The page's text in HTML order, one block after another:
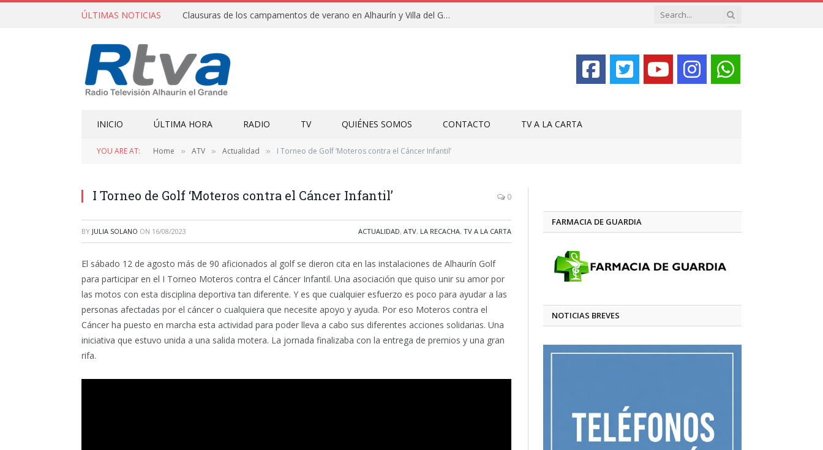
ÚLTIMAS NOTICIAS Clausuras de los campamentos de verano en Alhaurín y Villa del Guadalhorce 2026
INICIO ÚLTIMA HORA RADIO TV QUIÉNES SOMOS CONTACTO TV A LA CARTA
YOU ARE AT: Home » ATV » Actualidad » I Torneo de Golf ‘Moteros contra el Cáncer Infantil’
I Torneo de Golf ‘Moteros contra el Cáncer Infantil’ 0
BY JULIA SOLANO ON 16/08/2023 ACTUALIDAD, ATV, LA RECACHA, TV A LA CARTA
El sábado 12 de agosto más de 90 aficionados al golf se dieron cita en las instalaciones de Alhaurín Golf
para participar en el I Torneo Moteros contra el Cáncer Infantil. Una asociación que quiso unir su amor por
las motos con esta disciplina deportiva tan diferente. Y es que cualquier esfuerzo es poco para ayudar a las
personas afectadas por el cáncer o cualquiera que necesite apoyo y ayuda. Por eso Moteros contra el
Cáncer ha puesto en marcha esta actividad para poder lleva a cabo sus diferentes acciones solidarias. Una
iniciativa que estuvo unida a una salida motera. La jornada finalizaba con la entrega de premios y una gran
rifa.
FARMACIA DE GUARDIA
NOTICIAS BREVES